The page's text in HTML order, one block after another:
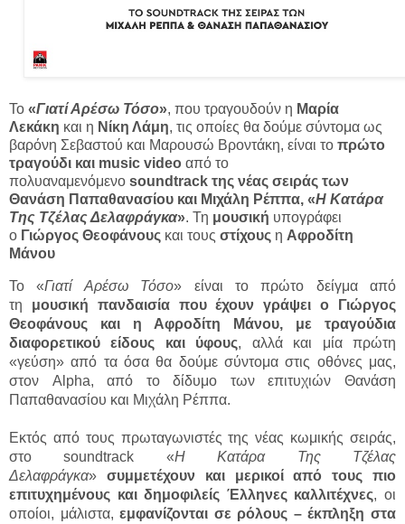
Το «Γιατί Αρέσω Τόσο», που τραγουδούν η Μαρία
Λεκάκη και η Νίκη Λάμη, τις οποίες θα δούμε σύντομα ως
βαρόνη Σεβαστού και Μαρουσώ Βροντάκη, είναι το πρώτο
τραγούδι και music video από το
πολυαναμενόμενο soundtrack της νέας σειράς των
Θανάση Παπαθανασίου και Μιχάλη Ρέππα, «Η Κατάρα
Της Τζέλας Δελαφράγκα». Τη μουσική υπογράφει
ο Γιώργος Θεοφάνους και τους στίχους η Αφροδίτη
Μάνου
Το «Γιατί Αρέσω Τόσο» είναι το πρώτο δείγμα από
τη μουσική πανδαισία που έχουν γράψει ο Γιώργος
Θεοφάνους και η Αφροδίτη Μάνου, με τραγούδια
διαφορετικού είδους και ύφους, αλλά και μία πρώτη
«γεύση» από τα όσα θα δούμε σύντομα στις οθόνες μας,
στον Alpha, από το δίδυμο των επιτυχιών Θανάση
Παπαθανασίου και Μιχάλη Ρέππα.
Εκτός από τους πρωταγωνιστές της νέας κωμικής σειράς,
στο soundtrack «Η Κατάρα Της Τζέλας
Δελαφράγκα» συμμετέχουν και μερικοί από τους πιο
επιτυχημένους και δημοφιλείς Έλληνες καλλιτέχνες, οι
οποίοι, μάλιστα,εμφανίζονται σε ρόλους – έκπληξη στα